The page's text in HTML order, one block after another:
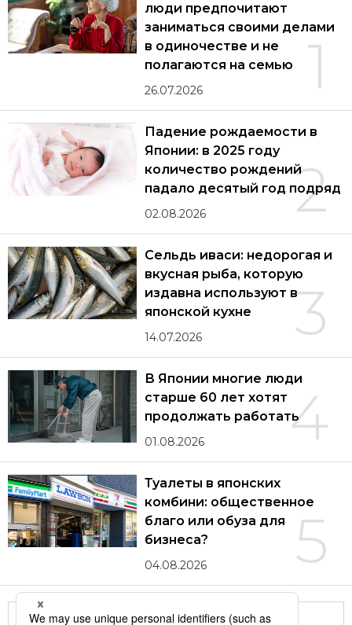
1
люди предпочитают
заниматься своими делами
в одиночестве и не
полагаются на семью
26.07.2026
2
Падение рождаемости в
Японии: в 2025 году
количество рождений
падало десятый год подряд
02.08.2026
3
Сельдь иваси: недорогая и
вкусная рыба, которую
издавна используют в
японской кухне
14.07.2026
4
В Японии многие люди
старше 60 лет хотят
продолжать работать
01.08.2026
5
Туалеты в японских
комбини: общественное
благо или обуза для
бизнеса?
04.08.2026